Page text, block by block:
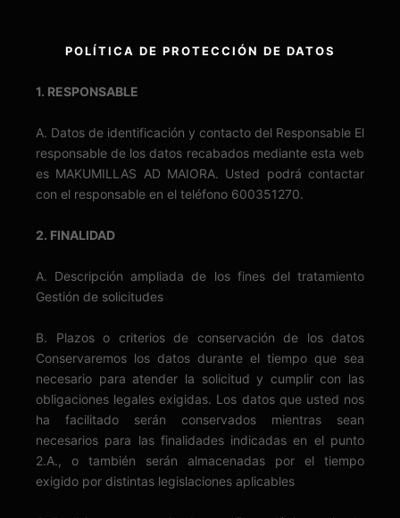
POLÍTICA DE PROTECCIÓN DE DATOS
1. RESPONSABLE
A. Datos de identificación y contacto del Responsable El
responsable de los datos recabados mediante esta web
es MAKUMILLAS AD MAIORA. Usted podrá contactar
con el responsable en el teléfono 600351270.
2. FINALIDAD
A. Descripción ampliada de los fines del tratamiento
Gestión de solicitudes
B. Plazos o criterios de conservación de los datos
Conservaremos los datos durante el tiempo que sea
necesario para atender la solicitud y cumplir con las
obligaciones legales exigidas. Los datos que usted nos
ha facilitado serán conservados mientras sean
necesarios para las finalidades indicadas en el punto
2.A., o también serán almacenadas por el tiempo
exigido por distintas legislaciones aplicables